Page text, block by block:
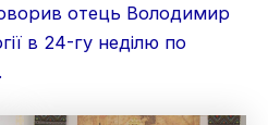
отець Володимир
в 24-гу неділю по